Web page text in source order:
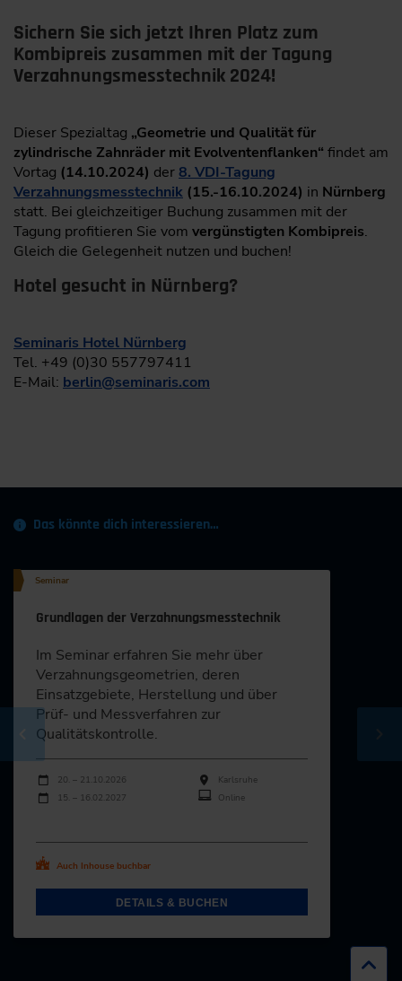
Sichern Sie sich jetzt Ihren Platz zum
Kombipreis zusammen mit der Tagung
Verzahnungsmesstechnik 2024!
Dieser Spezialtag „Geometrie und Qualität für
zylindrische Zahnräder mit Evolventenflanken“ findet am
Vortag (14.10.2024) der 8. VDI-Tagung
Verzahnungsmesstechnik (15.-16.10.2024) in Nürnberg
statt. Bei gleichzeitiger Buchung zusammen mit der
Tagung profitieren Sie vom vergünstigten Kombipreis.
Gleich die Gelegenheit nutzen und buchen!
Hotel gesucht in Nürnberg?
Seminaris Hotel Nürnberg
Tel. +49 (0)30 557797411
E-Mail: berlin@seminaris.com
Das könnte dich interessieren…
Seminar
Grundlagen der Verzahnungsmesstechnik
Im Seminar erfahren Sie mehr über
Verzahnungsgeo­metrien, deren
Einsatzgebiete, Herstellung und über
Prüf- und Messverfahren zur
Qualitätskontrolle.
Durchführungen
Veranstaltungsdatum Veranstaltungsort
20. – 21.10.2026
Karlsruhe
15. – 16.02.2027
Online
Auch Inhouse buchbar
DETAILS & BUCHEN